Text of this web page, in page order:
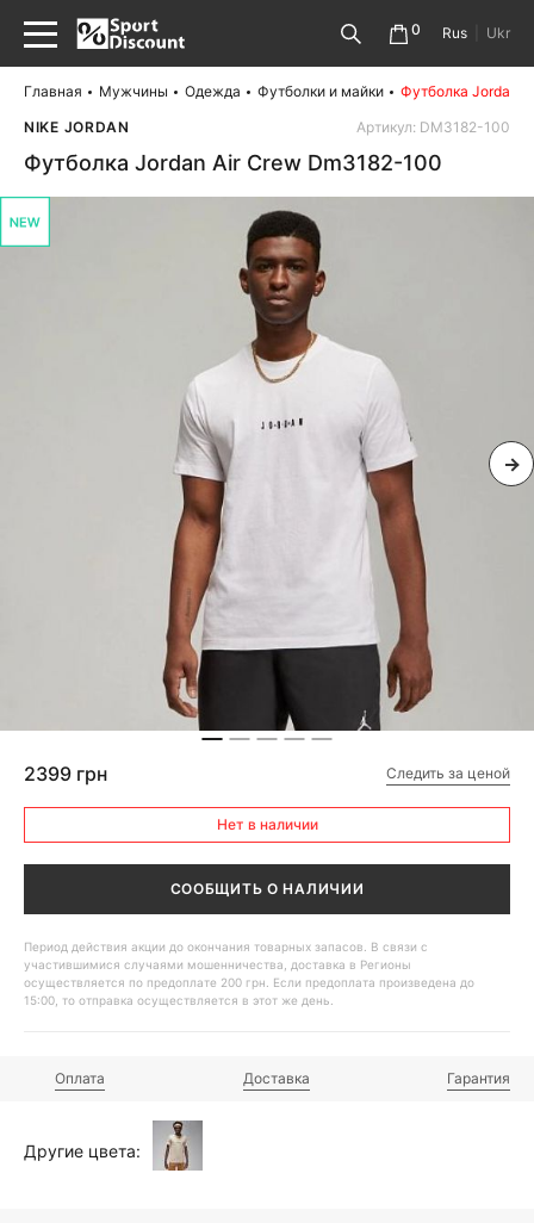
0 Rus Ukr
Главная Мужчины Одежда Футболки и майки
Футболка Jordan
NIKE JORDAN
Артикул: DM3182-100
Футболка Jordan Air Crew Dm3182-100
2399 грн Следить за ценой
Нет в наличии
СООБЩИТЬ О НАЛИЧИИ
Период действия акции до окончания товарных запасов. В связи с
участившимися случаями мошенничества, доставка в Регионы
осуществляется по предоплате 200 грн. Если предоплата произведена до
15:00, то отправка осуществляется в этот же день.
Оплата Доставка Гарантия
Другие цвета: